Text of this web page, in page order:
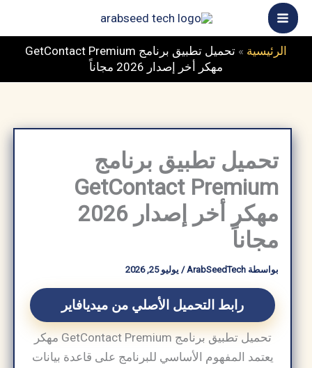
الرئيسية»
تحميل تطبيق برنامج GetContact Premium
مهكر أخر إصدار 2026 مجاناً
تحميل تطبيق برنامج
GetContact Premium
مهكر أخر إصدار 2026
مجاناً
بواسطة ArabSeedTech
/يوليو 25, 2026
رابط التحميل الأصلي من ميديافاير
تحميل تطبيق برنامج GetContact Premium مهكر
يعتمد المفهوم الأساسي للبرنامج على قاعدة بيانات